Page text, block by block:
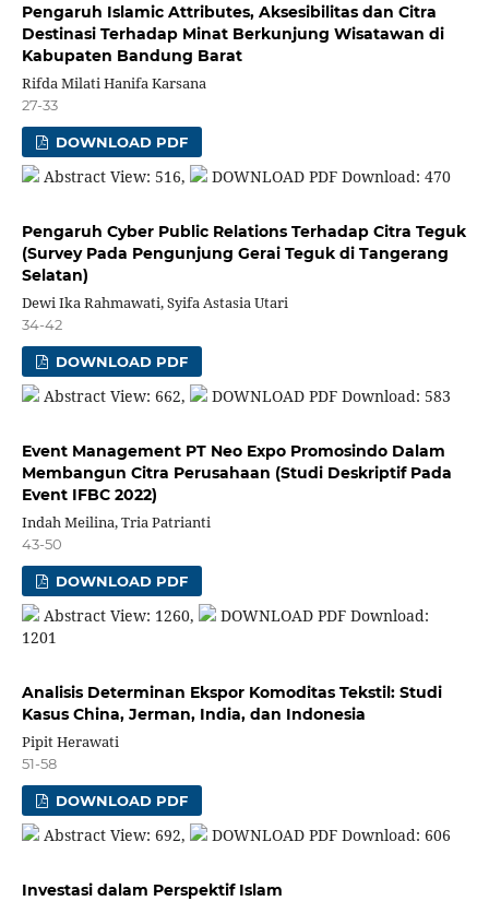
Pengaruh Islamic Attributes, Aksesibilitas dan Citra
Destinasi Terhadap Minat Berkunjung Wisatawan di
Kabupaten Bandung Barat
Rifda Milati Hanifa Karsana
27-33
DOWNLOAD PDF
Abstract View: 516, DOWNLOAD PDF Download: 470
Pengaruh Cyber Public Relations Terhadap Citra Teguk
(Survey Pada Pengunjung Gerai Teguk di Tangerang
Selatan)
Dewi Ika Rahmawati, Syifa Astasia Utari
34-42
DOWNLOAD PDF
Abstract View: 662, DOWNLOAD PDF Download: 583
Event Management PT Neo Expo Promosindo Dalam
Membangun Citra Perusahaan (Studi Deskriptif Pada
Event IFBC 2022)
Indah Meilina, Tria Patrianti
43-50
DOWNLOAD PDF
Abstract View: 1260,
DOWNLOAD PDF Download:
1201
Analisis Determinan Ekspor Komoditas Tekstil: Studi
Kasus China, Jerman, India, dan Indonesia
Pipit Herawati
51-58
DOWNLOAD PDF
Abstract View: 692, DOWNLOAD PDF Download: 606
Investasi dalam Perspektif Islam